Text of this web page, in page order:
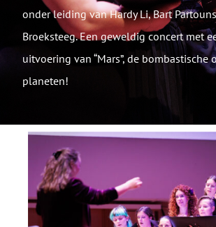
onder leiding van Hardy Li, Bart
Broeksteeg. Een geweldig concert met
uitvoering van “Mars”, de bombastische
planeten!